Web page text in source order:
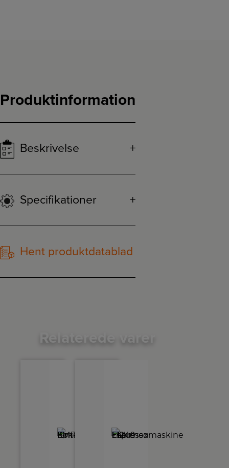
Produktinformation
Beskrivelse
Specifikationer
Hent produktdatablad
Relaterede varer